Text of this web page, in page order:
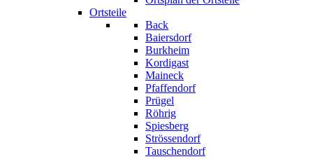
Ortsteile
Back
Baiersdorf
Burkheim
Kordigast
Maineck
Pfaffendorf
Prügel
Röhrig
Spiesberg
Strössendorf
Tauschendorf